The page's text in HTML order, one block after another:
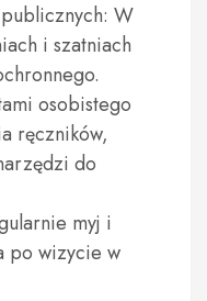
W
i szatniach
osobistego
ręczników,
do
myj i
po wizycie w